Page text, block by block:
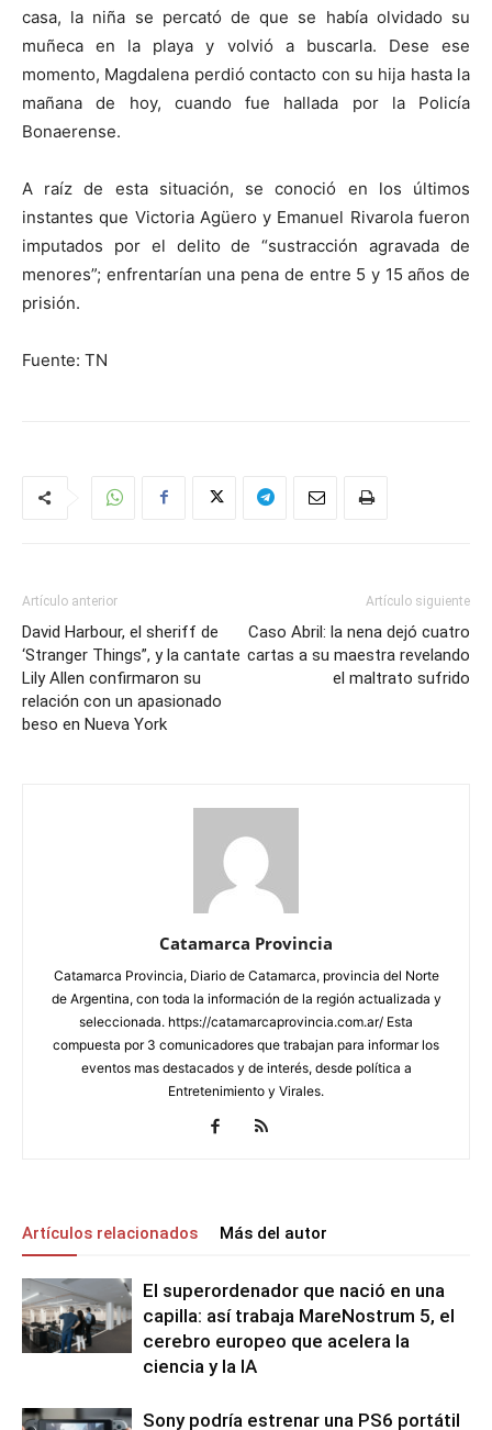
casa, la niña se percató de que se había olvidado su
muñeca en la playa y volvió a buscarla. Dese ese
momento, Magdalena perdió contacto con su hija hasta la
mañana de hoy, cuando fue hallada por la Policía
Bonaerense.
A raíz de esta situación, se conoció en los últimos
instantes que Victoria Agüero y Emanuel Rivarola fueron
imputados por el delito de “sustracción agravada de
menores”; enfrentarían una pena de entre 5 y 15 años de
prisión.
Fuente: TN
Artículo anterior
David Harbour, el sheriff de
‘Stranger Things”, y la cantate
Lily Allen confirmaron su
relación con un apasionado
beso en Nueva York
Artículo siguiente
Caso Abril: la nena dejó cuatro
cartas a su maestra revelando
el maltrato sufrido
Catamarca Provincia
Catamarca Provincia, Diario de Catamarca, provincia del Norte
de Argentina, con toda la información de la región actualizada y
seleccionada. https://catamarcaprovincia.com.ar/ Esta
compuesta por 3 comunicadores que trabajan para informar los
eventos mas destacados y de interés, desde política a
Entretenimiento y Virales.
Artículos relacionados Más del autor
El superordenador que nació en una
capilla: así trabaja MareNostrum 5, el
cerebro europeo que acelera la
ciencia y la IA
Sony podría estrenar una PS6 portátil